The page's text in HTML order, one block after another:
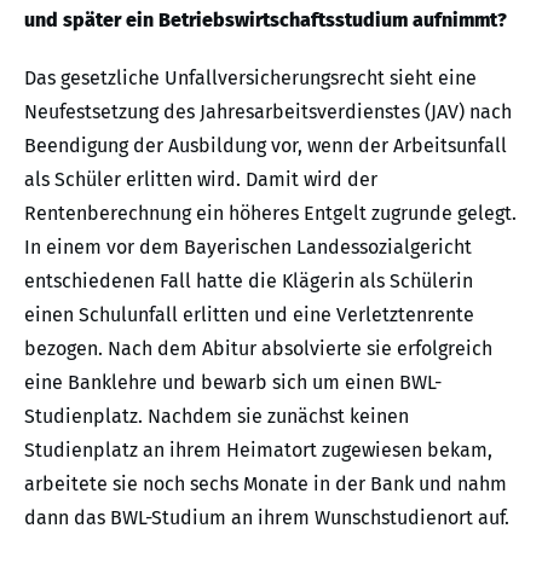
und später ein Betriebswirtschaftsstudium aufnimmt?
Das gesetzliche Unfallversicherungsrecht sieht eine
Neufestsetzung des Jahresarbeitsverdienstes (JAV) nach
Beendigung der Ausbildung vor, wenn der Arbeitsunfall
als Schüler erlitten wird. Damit wird der
Rentenberechnung ein höheres Entgelt zugrunde gelegt.
In einem vor dem Bayerischen Landessozialgericht
entschiedenen Fall hatte die Klägerin als Schülerin
einen Schulunfall erlitten und eine Verletztenrente
bezogen. Nach dem Abitur absolvierte sie erfolgreich
eine Banklehre und bewarb sich um einen BWL-
Studienplatz. Nachdem sie zunächst keinen
Studienplatz an ihrem Heimatort zugewiesen bekam,
arbeitete sie noch sechs Monate in der Bank und nahm
dann das BWL-Studium an ihrem Wunschstudienort auf.